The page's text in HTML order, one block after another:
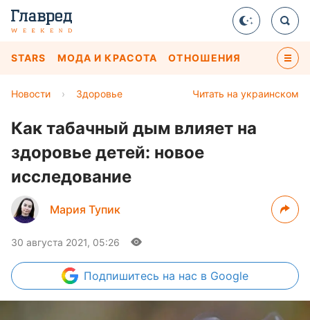
STARS МОДА И КРАСОТА ОТНОШЕНИЯ
Читать на украинском
Новости › Здоровье
Как табачный дым влияет на
здоровье детей: новое
исследование
Мария Тупик
30 августа 2021, 05:26
Подпишитесь на нас в Google